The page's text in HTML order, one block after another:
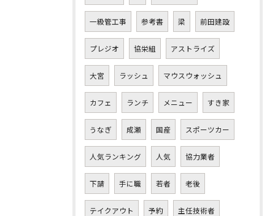
一級管工事 参考書 梁 前田建設
プレジオ 協栄組 アストライズ
大宮 ラッシュ マウスウォッシュ
カフェ ランチ メニュー すき家
うなぎ 成瀬 国産 スポーツカー
人気ランキング 人気 協力業者
下請 手に職 若者 老後
テイクアウト 予約 主任技術者